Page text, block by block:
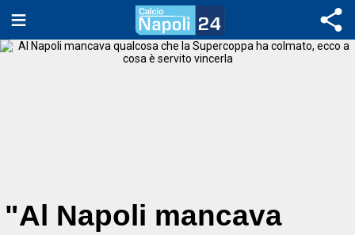
"Al Napoli mancava